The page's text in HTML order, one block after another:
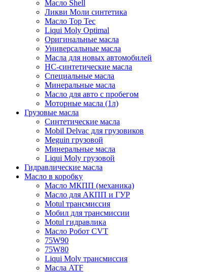
Масло Shell
Ликви Моли синтетика
Масло Top Tec
Liqui Moly Optimal
Оригинальные масла
Универсальные масла
Масла для новых автомобилей
HC-синтетические масла
Специальные масла
Минеральные масла
Масло для авто с пробегом
Моторные масла (1л)
Грузовые масла
Синтетические масла
Mobil Delvac для грузовиков
Meguin грузовой
Минеральные масла
Liqui Moly грузовой
Гидравлические масла
Масло в коробку
Масло МКПП (механика)
Масло для АКПП и ГУР
Motul трансмиссия
Мобил для трансмиссии
Motul гидравлика
Масло Робот CVT
75W90
75W80
Liqui Moly трансмиссия
Масла ATF